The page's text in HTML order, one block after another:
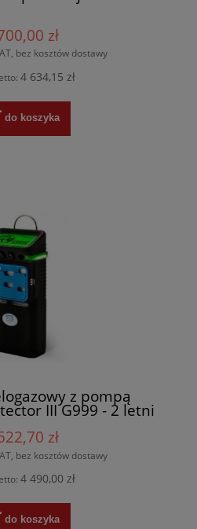
zł
bez kosztów dostawy
4 634,15 zł
do koszyka
z pompą
III G999 - 2 letni
zł
bez kosztów dostawy
4 490,00 zł
do koszyka